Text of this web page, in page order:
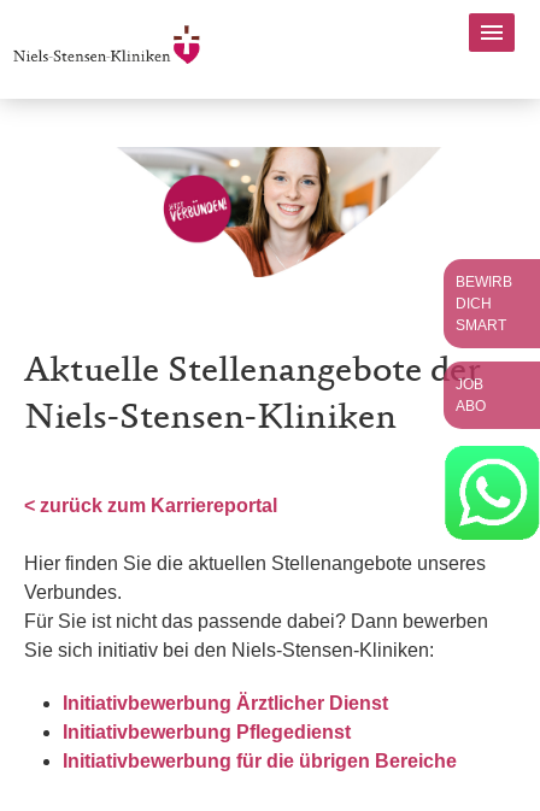
Aktuelle Stellenangebote der
Niels-Stensen-Kliniken
< zurück zum Karriereportal
Hier finden Sie die aktuellen Stellenangebote unseres
Verbundes.
Für Sie ist nicht das passende dabei? Dann bewerben
Sie sich initiativ bei den Niels-Stensen-Kliniken:
Initiativbewerbung Ärztlicher Dienst
Initiativbewerbung Pflegedienst
Initiativbewerbung für die übrigen Bereiche
BEWIRB
DICH
SMART
JOB
ABO